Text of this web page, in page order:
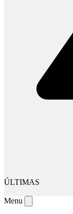
ÚLTIMAS
Menu